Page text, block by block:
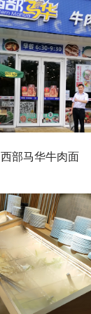
西部马华牛肉面